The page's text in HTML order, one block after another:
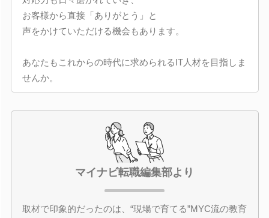
お客様から直接「ありがとう」と
声をかけていただける機会もあります。
あなたもこれからの時代に求められるIT人材を目指しま
せんか。
マイナビ転職編集部より
取材で印象的だったのは、“現場で育てる”MYC流の教育